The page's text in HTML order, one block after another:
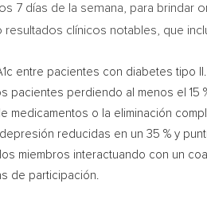
7 días de la semana, para
clínicos notables, que
entre pacientes con diabetes tipo II.
pacientes perdiendo al menos el
medicamentos o la eliminación
reducidas en un 35 % y
miembros interactuando con un
de participación.